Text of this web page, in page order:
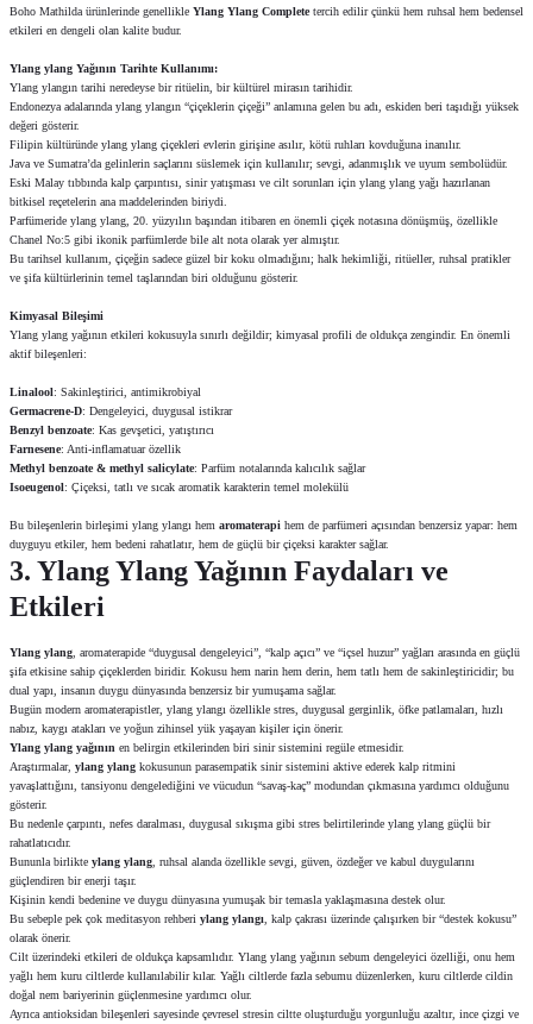
Boho Mathilda ürünlerinde genellikle Ylang Ylang Completetercih edilir çünkü hem ruhsal hem bedensel
etkileri en dengeli olan kalite budur.
Ylang ylang Yağının Tarihte Kullanımı:
Ylang ylangın tarihi neredeyse bir ritüelin, bir kültürel mirasın tarihidir.
Endonezya adalarında ylang ylangın “çiçeklerin çiçeği” anlamına gelen bu adı, eskiden beri taşıdığı yüksek
değeri gösterir.
Filipin kültüründe ylang ylang çiçekleri evlerin girişine asılır, kötü ruhları kovduğuna inanılır.
Java ve Sumatra’da gelinlerin saçlarını süslemek için kullanılır; sevgi, adanmışlık ve uyum sembolüdür.
Eski Malay tıbbında kalp çarpıntısı, sinir yatışması ve cilt sorunları için ylang ylang yağı hazırlanan
bitkisel reçetelerin ana maddelerinden biriydi.
Parfümeride ylang ylang, 20. yüzyılın başından itibaren en önemli çiçek notasına dönüşmüş, özellikle
Chanel No:5 gibi ikonik parfümlerde bile alt nota olarak yer almıştır.
Bu tarihsel kullanım, çiçeğin sadece güzel bir koku olmadığını; halk hekimliği, ritüeller, ruhsal pratikler
ve şifa kültürlerinin temel taşlarından biri olduğunu gösterir.
Kimyasal Bileşimi
Ylang ylang yağının etkileri kokusuyla sınırlı değildir; kimyasal profili de oldukça zengindir. En önemli
aktif bileşenleri:
Linalool: Sakinleştirici, antimikrobiyal
Germacrene-D: Dengeleyici, duygusal istikrar
Benzyl benzoate: Kas gevşetici, yatıştırıcı
Farnesene: Anti-inflamatuar özellik
Methyl benzoate & methyl salicylate: Parfüm notalarında kalıcılık sağlar
Isoeugenol: Çiçeksi, tatlı ve sıcak aromatik karakterin temel molekülü
Bu bileşenlerin birleşimi ylang ylangı hem aromaterapi hem de parfümeri açısından benzersiz yapar: hem
duyguyu etkiler, hem bedeni rahatlatır, hem de güçlü bir çiçeksi karakter sağlar.
3. Ylang Ylang Yağının Faydaları ve
Etkileri
Ylang ylang , aromaterapide “duygusal dengeleyici”, “kalp açıcı” ve “içsel huzur” yağları arasında en güçlü
şifa etkisine sahip çiçeklerden biridir. Kokusu hem narin hem derin, hem tatlı hem de sakinleştiricidir; bu
dual yapı, insanın duygu dünyasında benzersiz bir yumuşama sağlar.
Bugün modern aromaterapistler, ylang ylangı özellikle stres, duygusal gerginlik, öfke patlamaları, hızlı
nabız, kaygı atakları ve yoğun zihinsel yük yaşayan kişiler için önerir.
Ylang ylang yağının en belirgin etkilerinden biri sinir sistemini regüle etmesidir.
Araştırmalar, ylang ylang kokusunun parasempatik sinir sistemini aktive ederek kalp ritmini
yavaşlattığını, tansiyonu dengelediğini ve vücudun “savaş-kaç” modundan çıkmasına yardımcı olduğunu
gösterir.
Bu nedenle çarpıntı, nefes daralması, duygusal sıkışma gibi stres belirtilerinde ylang ylang güçlü bir
rahatlatıcıdır.
Bununla birlikte ylang ylang , ruhsal alanda özellikle sevgi, güven, özdeğer ve kabul duygularını
güçlendiren bir enerji taşır.
Kişinin kendi bedenine ve duygu dünyasına yumuşak bir temasla yaklaşmasına destek olur.
Bu sebeple pek çok meditasyon rehberi ylang ylangı , kalp çakrası üzerinde çalışırken bir “destek kokusu”
olarak önerir.
Cilt üzerindeki etkileri de oldukça kapsamlıdır. Ylang ylang yağının sebum dengeleyici özelliği, onu hem
yağlı hem kuru ciltlerde kullanılabilir kılar. Yağlı ciltlerde fazla sebumu düzenlerken, kuru ciltlerde cildin
doğal nem bariyerinin güçlenmesine yardımcı olur.
Ayrıca antioksidan bileşenleri sayesinde çevresel stresin ciltte oluşturduğu yorgunluğu azaltır, ince çizgi ve